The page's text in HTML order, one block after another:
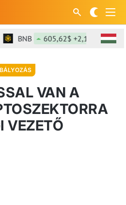
BNB 605,62$ +2,11% SOL
VAN A
VEZETŐ